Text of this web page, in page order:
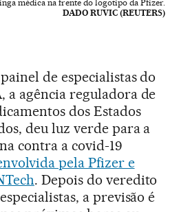
médica na frente do logotipo da Pfizer.
DADO RUVIC (REUTERS)
de especialistas do
a agência reguladora de
dos Estados
deu luz verde para a
contra a covid-19
pela Pfizer e
. Depois do veredito
a previsão é